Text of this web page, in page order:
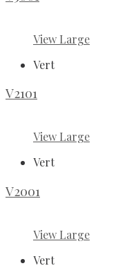
View Large
Vert
V2101
View Large
Vert
V2001
View Large
Vert